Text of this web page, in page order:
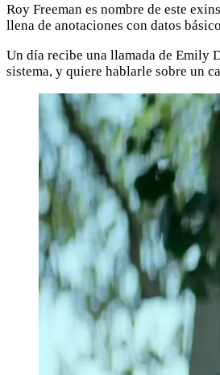
Roy Freeman es nombre de este
llena de anotaciones con datos
Un día recibe una llamada de Emily
sistema, y quiere hablarle sobre un